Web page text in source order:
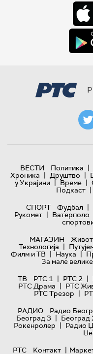
ВЕСТИ Политика |
Хроника | Друштво |
у Украјини | Време |
Подкаст |
СПОРТ
Фудбал |
Рукомет | Ватерполо
МАГАЗИН
Живот
Технологијa |
Филм и ТВ | Наука |
За мале
ТВ
РТС 1 | РТС 2 |
РТС Драма | РТС
РТС Трезор |
РАДИО
Радио
Београд 3 | Београд
Рокенролер | Радио
РТС
Контакт |